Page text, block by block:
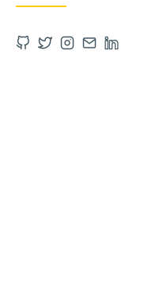
Abra a Github em
Abra a Twitter em
Abra aEntre em
Abra a